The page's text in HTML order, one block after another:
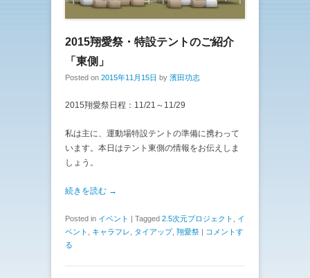
2015翔愛祭・特設テントのご紹介
「東側」
Posted on 2015年11月15日 by 濱田功志
2015翔愛祭日程：11/21～11/29
私は主に、運動場特設テントの準備に携わって
います。本日はテント東側の情報をお伝えしま
しょう。
続きを読む →
Posted in イベント | Tagged 2.5次元プロジェクト
イ
ベント
キャラフレ タイアップ, 翔愛祭 | コメントす
る